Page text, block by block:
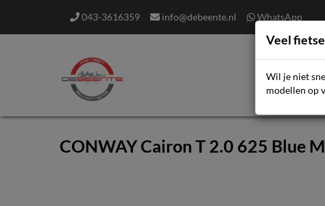
043-3616359 info@debeente.nl WhatsApp
FAQ
CONWAY Cairon T 2.0 625 Blue
Veel
Wil je niet
modellen op